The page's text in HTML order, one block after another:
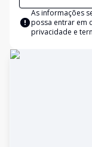
As informações
possa entrar em
privacidade e